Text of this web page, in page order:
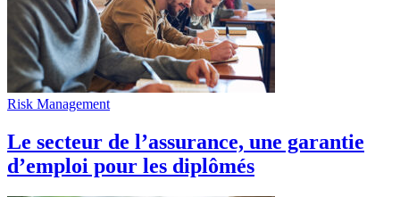
Risk Management
Le secteur de l’assurance, une garantie
d’emploi pour les diplômés